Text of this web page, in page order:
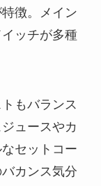
徴。メイン
ッチが多種
もバランス
ュースやカ
セットコー
カンス気分